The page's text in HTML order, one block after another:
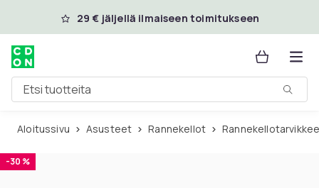
Ohita ja siirry pääsisältöön
29 € jäljellä ilmaiseen toimitukseen
Etsi tuotteita
Aloitussivu Asusteet Rannekellot
-30 %